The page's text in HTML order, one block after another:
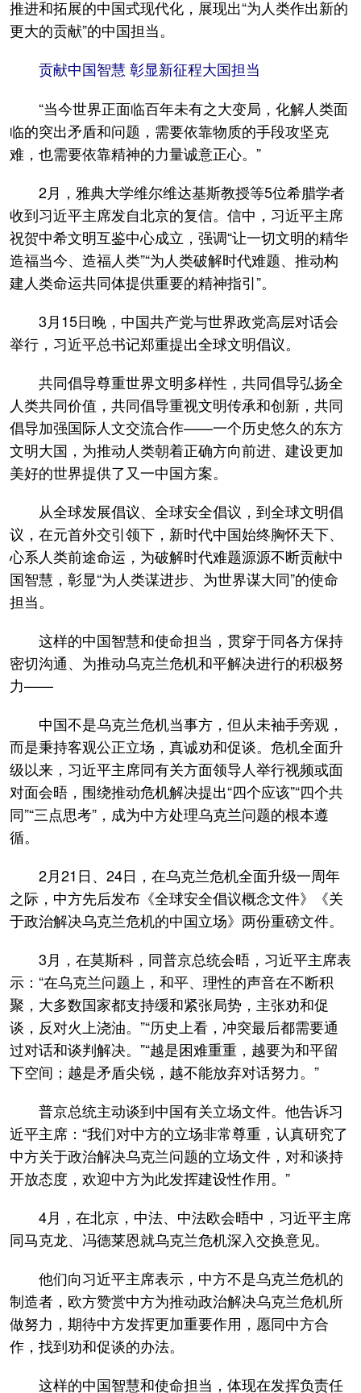
推进和拓展的中国式现代化，展现出“为人类作出新的
更大的贡献”的中国担当。
贡献中国智慧 彰显新征程大国担当
“当今世界正面临百年未有之大变局，化解人类面
临的突出矛盾和问题，需要依靠物质的手段攻坚克
难，也需要依靠精神的力量诚意正心。”
2月，雅典大学维尔维达基斯教授等5位希腊学者
收到习近平主席发自北京的复信。信中，习近平主席
祝贺中希文明互鉴中心成立，强调“让一切文明的精华
造福当今、造福人类”“为人类破解时代难题、推动构
建人类命运共同体提供重要的精神指引”。
3月15日晚，中国共产党与世界政党高层对话会
举行，习近平总书记郑重提出全球文明倡议。
共同倡导尊重世界文明多样性，共同倡导弘扬全
人类共同价值，共同倡导重视文明传承和创新，共同
倡导加强国际人文交流合作——一个历史悠久的东方
文明大国，为推动人类朝着正确方向前进、建设更加
美好的世界提供了又一中国方案。
从全球发展倡议、全球安全倡议，到全球文明倡
议，在元首外交引领下，新时代中国始终胸怀天下、
心系人类前途命运，为破解时代难题源源不断贡献中
国智慧，彰显“为人类谋进步、为世界谋大同”的使命
担当。
这样的中国智慧和使命担当，贯穿于同各方保持
密切沟通、为推动乌克兰危机和平解决进行的积极努
力——
中国不是乌克兰危机当事方，但从未袖手旁观，
而是秉持客观公正立场，真诚劝和促谈。危机全面升
级以来，习近平主席同有关方面领导人举行视频或面
对面会晤，围绕推动危机解决提出“四个应该”“四个共
同”“三点思考”，成为中方处理乌克兰问题的根本遵
循。
2月21日、24日，在乌克兰危机全面升级一周年
之际，中方先后发布《全球安全倡议概念文件》《关
于政治解决乌克兰危机的中国立场》两份重磅文件。
3月，在莫斯科，同普京总统会晤，习近平主席表
示：“在乌克兰问题上，和平、理性的声音在不断积
聚，大多数国家都支持缓和紧张局势，主张劝和促
谈，反对火上浇油。”“历史上看，冲突最后都需要通
过对话和谈判解决。”“越是困难重重，越要为和平留
下空间；越是矛盾尖锐，越不能放弃对话努力。”
普京总统主动谈到中国有关立场文件。他告诉习
近平主席：“我们对中方的立场非常尊重，认真研究了
中方关于政治解决乌克兰问题的立场文件，对和谈持
开放态度，欢迎中方为此发挥建设性作用。”
4月，在北京，中法、中法欧会晤中，习近平主席
同马克龙、冯德莱恩就乌克兰危机深入交换意见。
他们向习近平主席表示，中方不是乌克兰危机的
制造者，欧方赞赏中方为推动政治解决乌克兰危机所
做努力，期待中方发挥更加重要作用，愿同中方合
作，找到劝和促谈的办法。
这样的中国智慧和使命担当，体现在发挥负责任